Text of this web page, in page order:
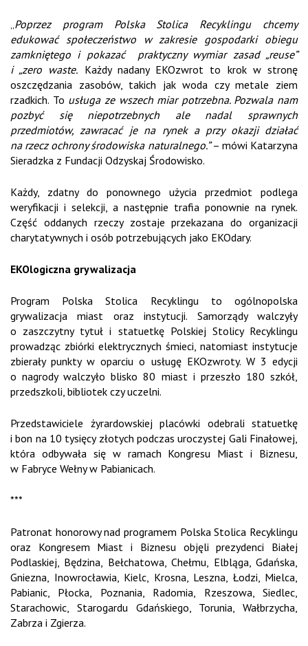
Poprzez program Polska Stolica Recyklingu chcemy
edukować społeczeństwo w zakresie gospodarki obiegu
zamkniętego i pokazać praktyczny wymiar zasad „reuse”
i „zero waste. Każdy nadany EKOzwrot to krok w stronę
oszczędzania zasobów, takich jak woda czy metale ziem
rzadkich. To usługa ze wszech miar potrzebna. Pozwala nam
pozbyć się niepotrzebnych ale nadal sprawnych
przedmiotów, zawracać je na rynek a przy okazji działać
na rzecz ochrony środowiska naturalnego.”– mówi Katarzyna
Sieradzka z Fundacji Odzyskaj Środowisko.
Każdy, zdatny do ponownego użycia przedmiot podlega
weryfikacji i selekcji, a następnie trafia ponownie na rynek.
Część oddanych rzeczy zostaje przekazana do organizacji
charytatywnych i osób potrzebujących jako EKOdary.
EKOlogiczna grywalizacja
Program Polska Stolica Recyklingu to ogólnopolska
grywalizacja miast oraz instytucji. Samorządy walczyły
o zaszczytny tytuł i statuetkę Polskiej Stolicy Recyklingu
prowadząc zbiórki elektrycznych śmieci, natomiast instytucje
zbierały punkty w oparciu o usługę EKOzwroty. W 3 edycji
o nagrody walczyło blisko 80 miast i przeszło 180 szkół,
przedszkoli, bibliotek czy uczelni.
Przedstawiciele żyrardowskiej placówki odebrali statuetkę
i bon na 10 tysięcy złotych podczas uroczystej Gali Finałowej,
która odbywała się w ramach Kongresu Miast i Biznesu,
w Fabryce Wełny w Pabianicach.
***
Patronat honorowy nad programem Polska Stolica Recyklingu
oraz Kongresem Miast i Biznesu objęli prezydenci Białej
Podlaskiej, Będzina, Bełchatowa, Chełmu, Elbląga, Gdańska,
Gniezna, Inowrocławia, Kielc, Krosna, Leszna, Łodzi, Mielca,
Pabianic, Płocka, Poznania, Radomia, Rzeszowa, Siedlec,
Starachowic, Starogardu Gdańskiego, Torunia, Wałbrzycha,
Zabrza i Zgierza.